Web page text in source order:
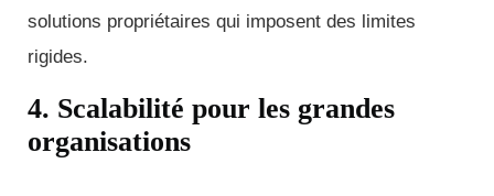
solutions propriétaires qui imposent des limites
rigides.
4. Scalabilité pour les grandes
organisations